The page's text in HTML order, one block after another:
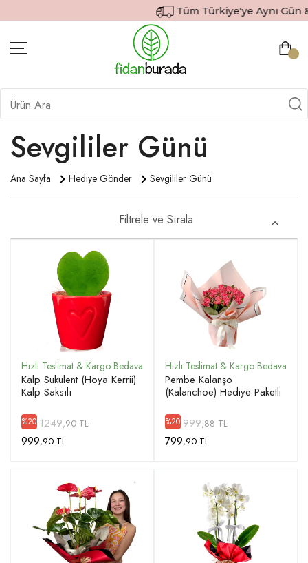
Tüm Türkiye'ye Aynı Gün &
BITKILER
İÇ MEKAN BITKILERI
DEKORATIF SAKSILI BITKILER
SAKSILAR
HEDIYE GÖNDER
TOPRAK & GÜBRE
SIPARIŞ TAKIP
ÜYE GIRIŞ
Sevgililer Günü
Ana Sayfa Hediye Gönder Sevgililer Günü
Filtrele ve Sırala
Kalp Sukulent (Hoya Kerrii)
Kalp Saksılı
%20 1249,90 TL
999,90 TL
Pembe Kalanşo
(Kalanchoe) Hediye Paketli
%20 999,88 TL
799,90 TL